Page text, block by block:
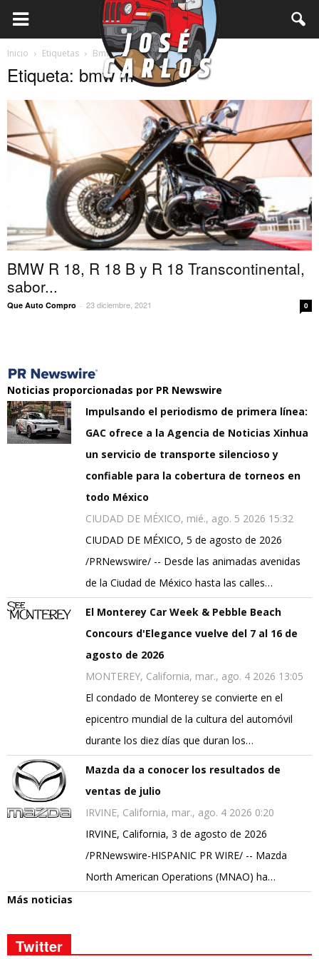
Inicio Etiquetas Bmw motorrad
Etiqueta: bmw motorrad
BMW R 18, R 18 B y R 18 Transcontinental,
sabor...
Que Auto Compro - 23 diciembre, 2021 0
Noticias proporcionadas por PR Newswire
Impulsando el periodismo de primera línea:
GAC ofrece a la Agencia de Noticias Xinhua
un servicio de transporte silencioso y
confiable para la cobertura de torneos en
todo México
CIUDAD DE MÉXICO, mié., ago. 5 2026 15:32
CIUDAD DE MÉXICO, 5 de agosto de 2026
/PRNewswire/ -- Desde las animadas avenidas
de la Ciudad de México hasta las calles…
El Monterey Car Week & Pebble Beach
Concours d'Elegance vuelve del 7 al 16 de
agosto de 2026
MONTEREY, California, mar., ago. 4 2026 13:05
El condado de Monterey se convierte en el
epicentro mundial de la cultura del automóvil
durante los diez días que duran los…
Mazda da a conocer los resultados de
ventas de julio
IRVINE, California, mar., ago. 4 2026 0:20
IRVINE, California, 3 de agosto de 2026
/PRNewswire-HISPANIC PR WIRE/ -- Mazda
North American Operations (MNAO) ha…
Más noticias
Twitter